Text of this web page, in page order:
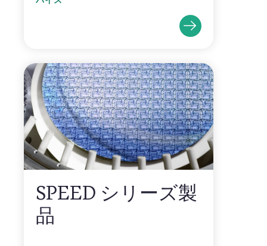
SPEED シリーズ製
品